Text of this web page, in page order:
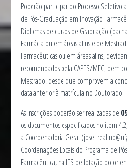
Poderão participar do Processo Seletivo
de Pós-Graduação em Inovação
Diplomas de cursos de Graduação
Farmácia ou em áreas afins e de
Farmacêuticas ou em áreas afins,
recomendados pela CAPES/MEC; bem
Mestrado, desde que comprovem a
data anterior à matrícula no Doutorado.
As inscrições poderão ser realizadas de
os documentos especificados no item
a Coordenadoria Geral
Coordenações Locais do Programa de
Farmacêutica, na IES de lotação do